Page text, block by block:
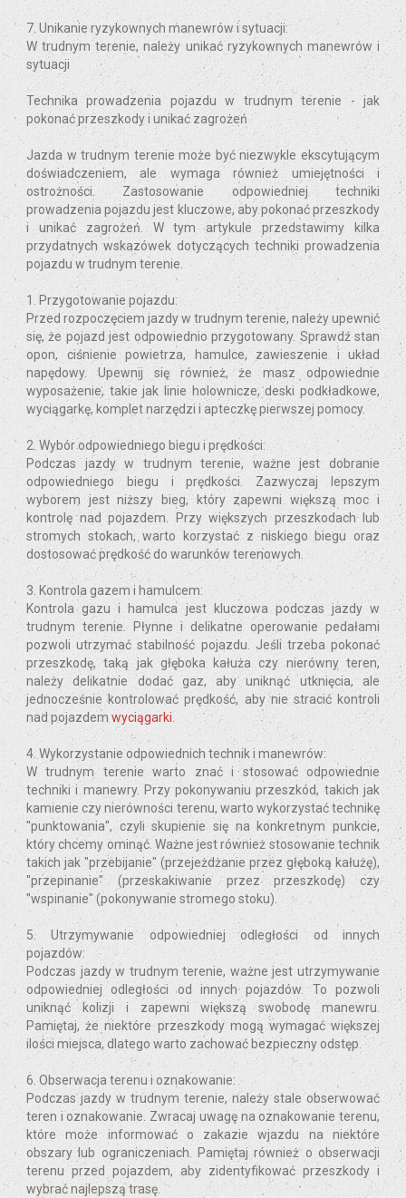
7. Unikanie ryzykownych manewrów i sytuacji:
W trudnym terenie, należy unikać ryzykownych manewrów i
sytuacji
Technika prowadzenia pojazdu w trudnym terenie - jak
pokonać przeszkody i unikać zagrożeń
Jazda w trudnym terenie może być niezwykle ekscytującym
doświadczeniem, ale wymaga również umiejętności i
ostrożności. Zastosowanie odpowiedniej techniki
prowadzenia pojazdu jest kluczowe, aby pokonać przeszkody
i unikać zagrożeń. W tym artykule przedstawimy kilka
przydatnych wskazówek dotyczących techniki prowadzenia
pojazdu w trudnym terenie.
1. Przygotowanie pojazdu:
Przed rozpoczęciem jazdy w trudnym terenie, należy upewnić
się, że pojazd jest odpowiednio przygotowany. Sprawdź stan
opon, ciśnienie powietrza, hamulce, zawieszenie i układ
napędowy. Upewnij się również, że masz odpowiednie
wyposażenie, takie jak linie holownicze, deski podkładkowe,
wyciągarkę, komplet narzędzi i apteczkę pierwszej pomocy.
2. Wybór odpowiedniego biegu i prędkości:
Podczas jazdy w trudnym terenie, ważne jest dobranie
odpowiedniego biegu i prędkości. Zazwyczaj lepszym
wyborem jest niższy bieg, który zapewni większą moc i
kontrolę nad pojazdem. Przy większych przeszkodach lub
stromych stokach, warto korzystać z niskiego biegu oraz
dostosować prędkość do warunków terenowych.
3. Kontrola gazem i hamulcem:
Kontrola gazu i hamulca jest kluczowa podczas jazdy w
trudnym terenie. Płynne i delikatne operowanie pedałami
pozwoli utrzymać stabilność pojazdu. Jeśli trzeba pokonać
przeszkodę, taką jak głęboka kałuża czy nierówny teren,
należy delikatnie dodać gaz, aby uniknąć utknięcia, ale
jednocześnie kontrolować prędkość, aby nie stracić kontroli
nad pojazdem wyciągarki
4. Wykorzystanie odpowiednich technik i manewrów:
W trudnym terenie warto znać i stosować odpowiednie
techniki i manewry. Przy pokonywaniu przeszkód, takich jak
kamienie czy nierówności terenu, warto wykorzystać technikę
"punktowania", czyli skupienie się na konkretnym punkcie,
który chcemy ominąć. Ważne jest również stosowanie technik
takich jak "przebijanie" (przejeżdżanie przez głęboką kałużę),
"przepinanie" (przeskakiwanie przez przeszkodę) czy
"wspinanie" (pokonywanie stromego stoku).
5. Utrzymywanie odpowiedniej odległości od innych
pojazdów:
Podczas jazdy w trudnym terenie, ważne jest utrzymywanie
odpowiedniej odległości od innych pojazdów. To pozwoli
uniknąć kolizji i zapewni większą swobodę manewru.
Pamiętaj, że niektóre przeszkody mogą wymagać większej
ilości miejsca, dlatego warto zachować bezpieczny odstęp.
6. Obserwacja terenu i oznakowanie:
Podczas jazdy w trudnym terenie, należy stale obserwować
teren i oznakowanie. Zwracaj uwagę na oznakowanie terenu,
które może informować o zakazie wjazdu na niektóre
obszary lub ograniczeniach. Pamiętaj również o obserwacji
terenu przed pojazdem, aby zidentyfikować przeszkody i
wybrać najlepszą trasę.